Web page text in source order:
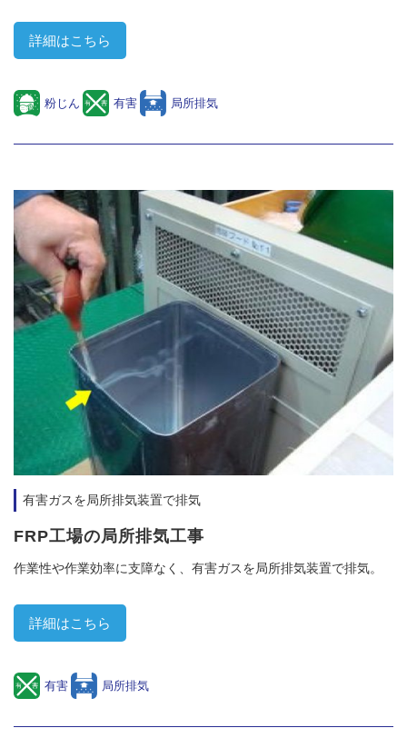
詳細はこちら
粉じん 有害 局所排気
有害ガスを局所排気装置で排気
FRP工場の局所排気工事
作業性や作業効率に支障なく、有害ガスを局所排気装置で排気。
詳細はこちら
有害 局所排気